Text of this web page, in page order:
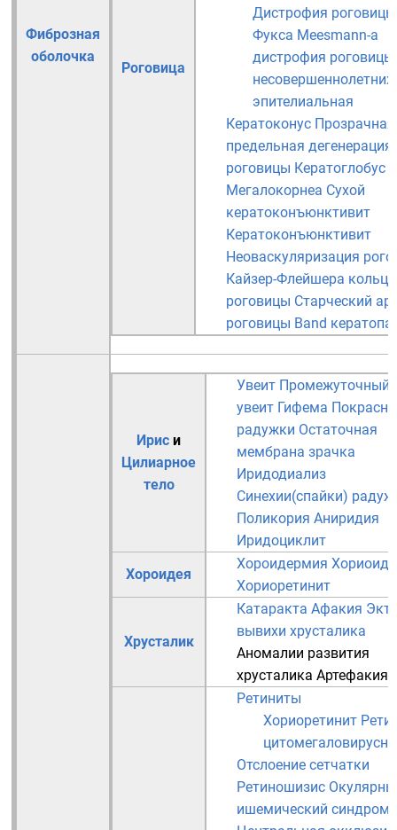
Фиброзная
оболочка
Роговица
Дистрофия роговицы
Фукса Meesmann-а
дистрофия роговицы
несовершеннолетних
эпителиальная
Кератоконус Прозрачная
предельная дегенерация
роговицы Кератоглобус
Мегалокорнеа Сухой
кератоконъюнктивит
Кератоконъюнктивит
Неоваскуляризация
Кайзер-Флейшера кольца
роговицы Старческий
роговицы Band
Ирис и
Цилиарное
тело
Увеит Промежуточный
увеит Гифема
радужки Остаточная
мембрана зрачка
Иридодиализ
Синехии(спайки)
Поликория Аниридия
Иридоциклит
Хороидея
Хороидермия
Хориоретинит
Хрусталик
Катаракта Афакия
вывихи хрусталика
Аномалии развития
хрусталика Артефакия
Ретиниты
Хориоретинит
Отслоение сетчатки
Ретиношизис
ишемический синдром